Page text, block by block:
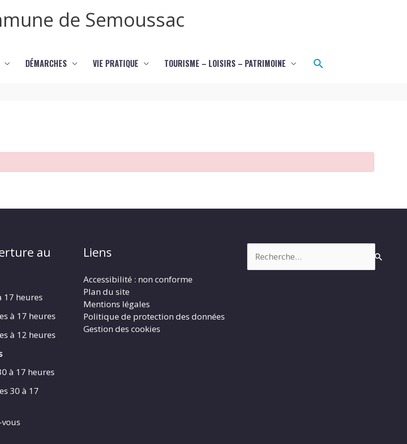
de Semoussac
DÉMARCHES VIE PRATIQUE TOURISME – LOISIRS – PATRIMOINE Rechercher
au
17 heures
à 17 heures
à 12 heures
à 17 heures
30 à 17
Liens
Accessibilité : non conforme
Plan du site
Mentions légales
Politique de protection des données
Gestion des cookies